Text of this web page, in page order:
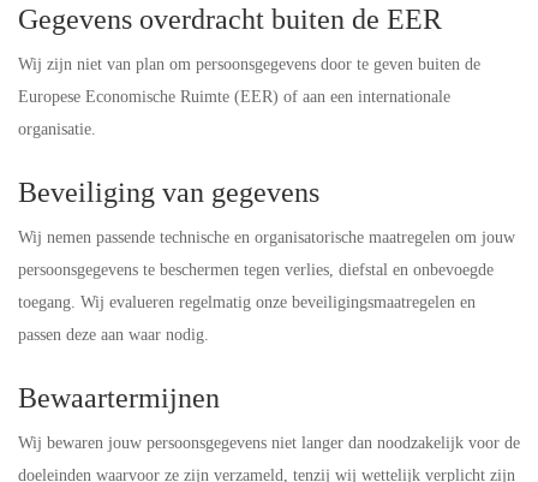
Gegevens overdracht buiten de EER
Wij zijn niet van plan om persoonsgegevens door te geven buiten de
Europese Economische Ruimte (EER) of aan een internationale
organisatie.
Beveiliging van gegevens
Wij nemen passende technische en organisatorische maatregelen om jouw
persoonsgegevens te beschermen tegen verlies, diefstal en onbevoegde
toegang. Wij evalueren regelmatig onze beveiligingsmaatregelen en
passen deze aan waar nodig.
Bewaartermijnen
Wij bewaren jouw persoonsgegevens niet langer dan noodzakelijk voor de
doeleinden waarvoor ze zijn verzameld, tenzij wij wettelijk verplicht zijn